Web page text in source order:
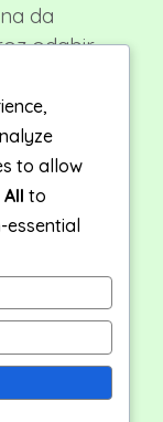
da
odabir
uključuju
dijalog,
To
i
Kroz
se
to allow
to
essential